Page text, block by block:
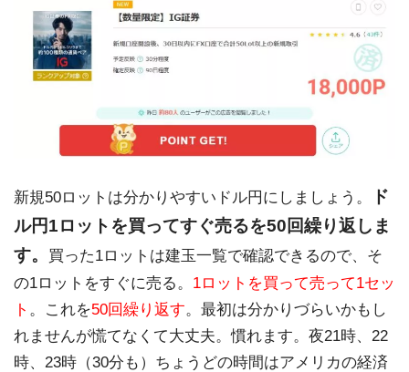
新規50ロットは分かりやすいドル円にしましょう。
ド
ル円1ロットを買ってすぐ売るを50回繰り返しま
す。
買った1ロットは建玉一覧で確認できるので、そ
の1ロットをすぐに売る。 1ロットを買って売って1セッ
ト 。これを50回繰り返す。最初は分かりづらいかもし
れませんが慌てなくて大丈夫。慣れます。夜21時、22
時、23時（30分も）ちょうどの時間はアメリカの経済